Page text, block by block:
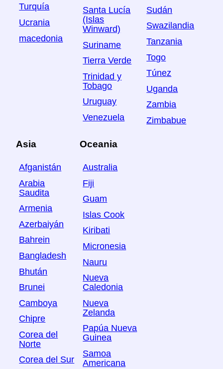
Turquía
Ucrania
macedonia
Santa Lucía
(Islas
Winward)
Suriname
Tierra Verde
Trinidad y
Tobago
Uruguay
Venezuela
Sudán
Swazilandia
Tanzania
Togo
Túnez
Uganda
Zambia
Zimbabue
Asia
Afganistán
Arabia
Saudita
Armenia
Azerbaiyán
Bahrein
Bangladesh
Bhután
Brunei
Camboya
Chipre
Corea del
Norte
Corea del Sur
Oceania
Australia
Fiji
Guam
Islas Cook
Kiribati
Micronesia
Nauru
Nueva
Caledonia
Nueva
Zelanda
Papúa Nueva
Guinea
Samoa
Americana